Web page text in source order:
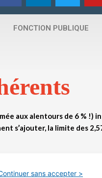
e
o
k
d
t
e
t
FONCTION PUBLIQUE
aux alentours de 6 % !)
s’ajouter, la limite des
sans accepter >